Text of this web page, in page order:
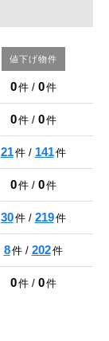
値下げ物件
0件 / 0件
0件 / 0件
21件 / 141件
0件 / 0件
30件 / 219件
8件 / 202件
0件 / 0件